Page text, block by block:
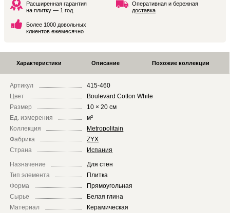
Расширенная гарантия
на плитку — 1 год
Оперативная и бережная
доставка
Более 1000 довольных
клиентов ежемесячно
Характеристики Описание Похожие коллекции
Артикул
415-460
Цвет
Boulevard Cotton White
Размер
10 × 20 см
Ед. измерения
м²
Коллекция
Metropolitain
Фабрика
ZYX
Страна
Испания
Назначение
Для стен
Тип элемента
Плитка
Форма
Прямоугольная
Сырье
Белая глина
Материал
Керамическая